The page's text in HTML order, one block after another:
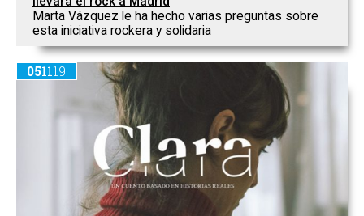
Marta Vázquez le ha hecho varias preguntas sobre
esta iniciativa rockera y solidaria
051119